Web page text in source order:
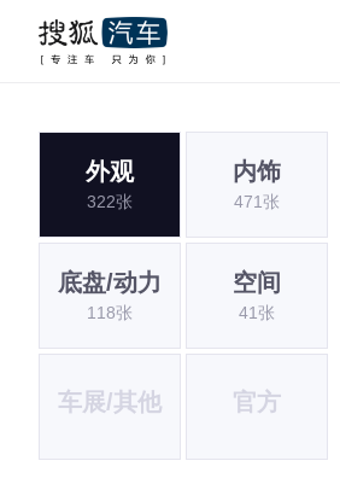
外观
322张
内饰
471张
底盘/动力
118张
空间
41张
车展/其他 官方